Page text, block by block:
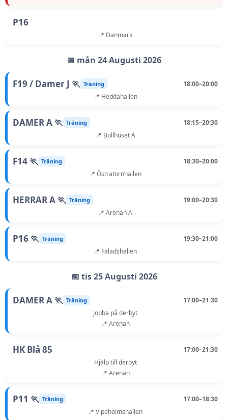
P16
📍 Danmark
📅 mån 24 Augusti 2026
F19 / Damer J 🏃 Träning
18:00–20:00
📍 Heddahallen
DAMER A 🏃 Träning
18:15–20:30
📍 Bollhuset A
F14 🏃 Träning
18:30–20:00
📍 Östratornhallen
HERRAR A 🏃 Träning
19:00–20:30
📍 Arenan A
P16 🏃 Träning
19:30–21:00
📍 Fäladshallen
📅 tis 25 Augusti 2026
DAMER A 🏃 Träning
17:00–21:30
Jobba på derbyt
📍 Arenan
HK Blå 85
17:00–21:30
Hjälp till derbyt
📍 Arenan
P11 🏃 Träning
17:00–18:30
📍 Vipeholmshallen